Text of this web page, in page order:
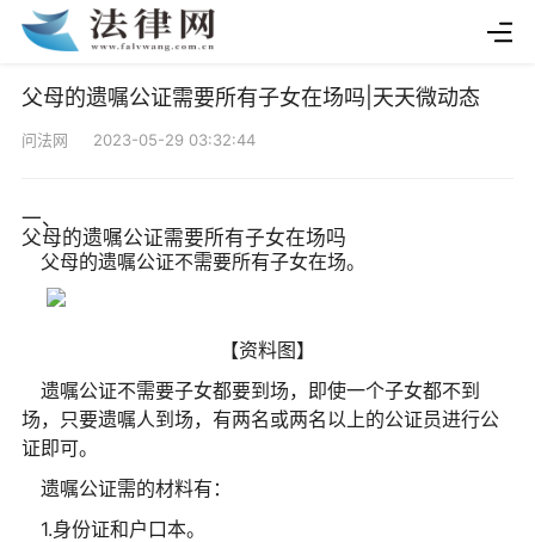
父母的遗嘱公证需要所有子女在场吗|天天微动态
问法网 2023-05-29 03:32:44
一、
父母的遗嘱公证需要所有子女在场吗
父母的遗嘱公证不需要所有子女在场。
【资料图】
遗嘱公证不需要子女都要到场，即使一个子女都不到
场，只要遗嘱人到场，有两名或两名以上的公证员进行公
证即可。
遗嘱公证需的材料有：
1.身份证和户口本。